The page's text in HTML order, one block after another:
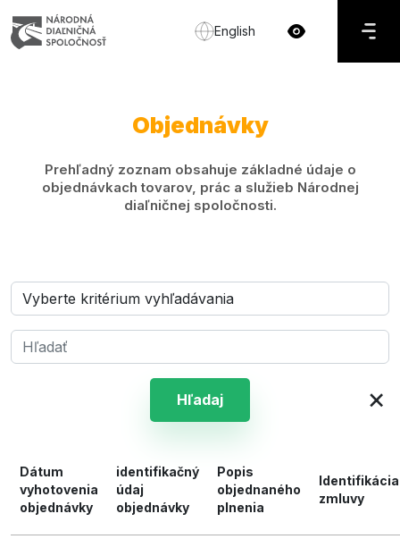
English
Objednávky
Prehľadný zoznam obsahuje základné údaje o
objednávkach tovarov, prác a služieb Národnej
diaľničnej spoločnosti.
Hľadaj ×
Dátum
vyhotovenia
objednávky
identifikačný
údaj
objednávky
Popis
objednaného
plnenia
Identifikácia
zmluvy